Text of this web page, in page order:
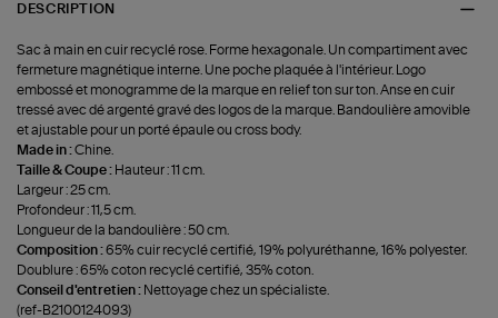
DESCRIPTION
Sac à main en cuir recyclé rose. Forme hexagonale. Un compartiment avec
fermeture magnétique interne. Une poche plaquée à l'intérieur. Logo
embossé et monogramme de la marque en relief ton sur ton. Anse en cuir
tressé avec dé argenté gravé des logos de la marque. Bandoulière amovible
et ajustable pour un porté épaule ou cross body.
Made in :Chine.
Taille & Coupe : Hauteur : 11 cm.
Largeur : 25 cm.
Profondeur : 11,5 cm.
Longueur de la bandoulière : 50 cm.
Composition :65% cuir recyclé certifié, 19% polyuréthanne, 16% polyester.
Doublure : 65% coton recyclé certifié, 35% coton.
Conseil d'entretien : Nettoyage chez un spécialiste.
(ref-B2100124093)